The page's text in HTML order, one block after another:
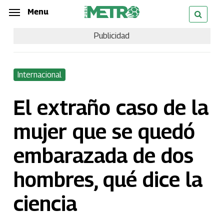
Skip
content
Menu
Publicidad
Internacional
El extraño caso de la
mujer que se quedó
embarazada de dos
hombres, qué dice la
ciencia
Menu